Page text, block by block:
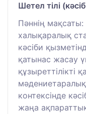
Шетел тілі
Пәннің мақсаты:
халықаралық
кәсіби
қатынас жасау
құзыреттілікті
контексінде
жаңа